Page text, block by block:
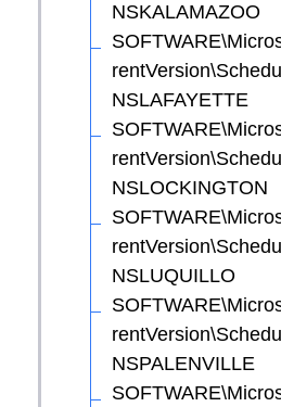
NSKALAMAZOO
NSLAFAYETTE
NSLOCKINGTON
NSLUQUILLO
NSPALENVILLE